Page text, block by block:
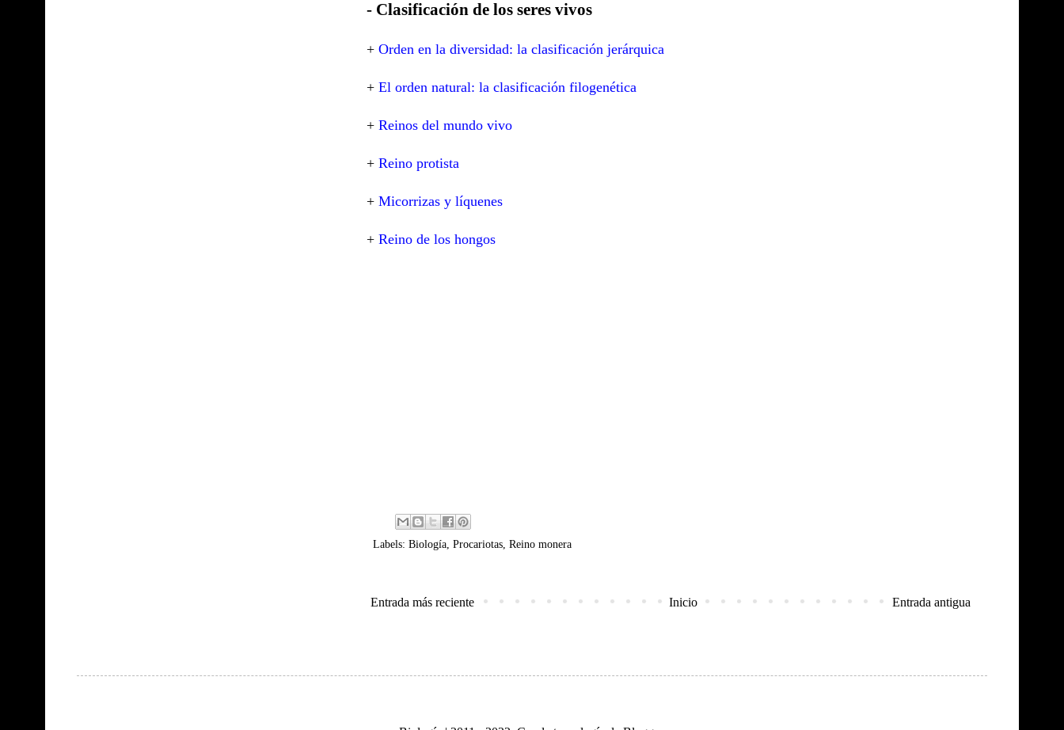
- Clasificación de los seres vivos
+ Orden en la diversidad: la clasificación jerárquica
+ El orden natural: la clasificación filogenética
+ Reinos del mundo vivo
+ Reino protista
+ Micorrizas y líquenes
+ Reino de los hongos
Labels: Biología Procariotas Reino monera
Entrada más reciente Entrada antigua
Inicio